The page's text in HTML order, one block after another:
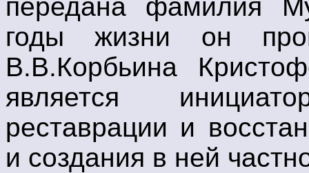
передана фамилия
годы жизни он
В.В.Корбьина
является
реставрации и
и создания в ней